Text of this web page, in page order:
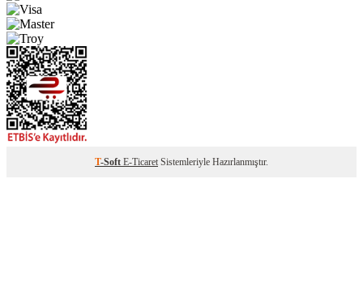
T-Soft E-Ticaret Sistemleriyle Hazırlanmıştır.